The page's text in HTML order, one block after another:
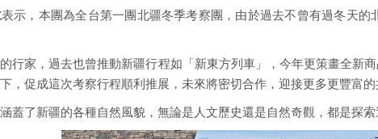
表示，本團為全台第一團北疆冬季考察團，由於過去不曾有過冬天
行家，過去也曾推動新疆行程如「新東方列車」，今年更策畫全新
，促成這次考察行程順利推展，未來將密切合作，迎接更多更豐富的
蓋了新疆的各種自然風貌，無論是人文歷史還是自然奇觀，都是探索